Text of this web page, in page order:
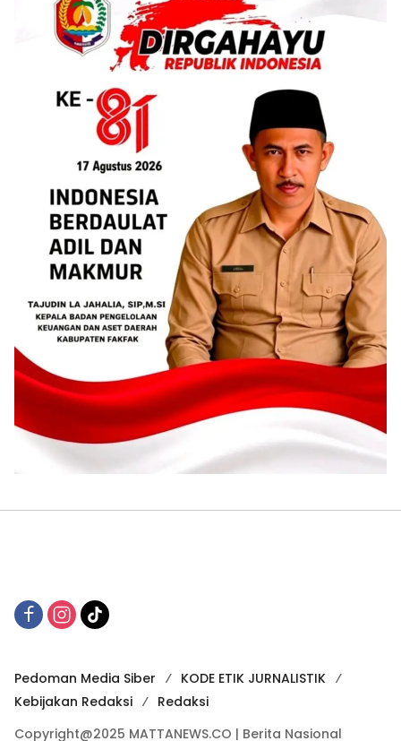
Pedoman Media Siber
KODE ETIK JURNALISTIK
Kebijakan Redaksi
Redaksi
Copyright@2025 MATTANEWS.CO | Berita Nasional